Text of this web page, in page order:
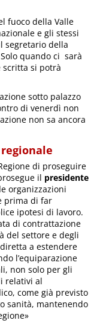
fuoco della Valle
e gli stessi
segretario della
quando ci sarà
scritta si potrà
sotto palazzo
di venerdì non
non sa ancora
di proseguire
il presidente
organizzazioni
prima di far
ipotesi di lavoro.
di contrattazione
del settore e degli
a estendere
l’equiparazione
non solo per gli
relativi al
come già previsto
sanità, mantenendo